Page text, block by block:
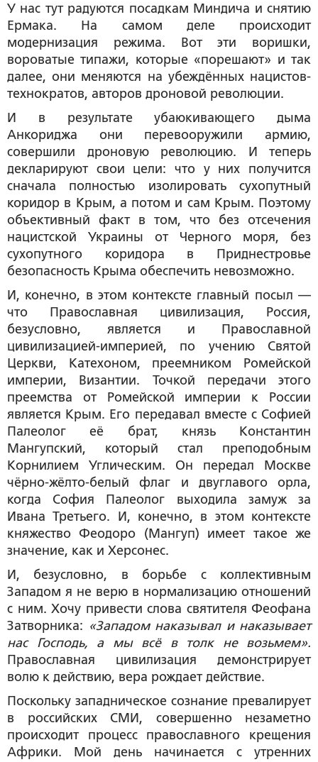
У нас тут радуются посадкам Миндича и снятию
Ермака. На самом деле происходит
модернизация режима. Вот эти воришки,
вороватые типажи, которые «порешают» и так
далее, они меняются на убеждённых нацистов-
технократов, авторов дроновой революции.
И в результате убаюкивающего дыма
Анкориджа они перевооружили армию,
совершили дроновую революцию. И теперь
декларируют свои цели: что у них получится
сначала полностью изолировать сухопутный
коридор в Крым, а потом и сам Крым. Поэтому
объективный факт в том, что без отсечения
нацистской Украины от Черного моря, без
сухопутного коридора в Приднестровье
безопасность Крыма обеспечить невозможно.
И, конечно, в этом контексте главный посыл —
что Православная цивилизация, Россия,
безусловно, является и Православной
цивилизацией-империей, по учению Святой
Церкви, Катехоном, преемником Ромейской
империи, Византии. Точкой передачи этого
преемства от Ромейской империи к России
является Крым. Его передавал вместе с Софией
Палеолог её брат, князь Константин
Мангупский, который стал преподобным
Корнилием Углическим. Он передал Москве
чёрно-жёлто-белый флаг и двуглавого орла,
когда София Палеолог выходила замуж за
Ивана Третьего. И, конечно, в этом контексте
княжество Феодоро (Мангуп) имеет такое же
значение, как и Херсонес.
И, безусловно, в борьбе с коллективным
Западом я не верю в нормализацию отношений
с ним. Хочу привести слова святителя Феофана
Затворника: «Западом наказывал и наказывает
нас Господь, а мы всё в толк не возьмем».
Православная цивилизация демонстрирует
волю к действию, вера рождает действие.
Поскольку западническое сознание превалирует
в российских СМИ, совершенно незаметно
происходит процесс православного крещения
Африки. Мой день начинается с утренних